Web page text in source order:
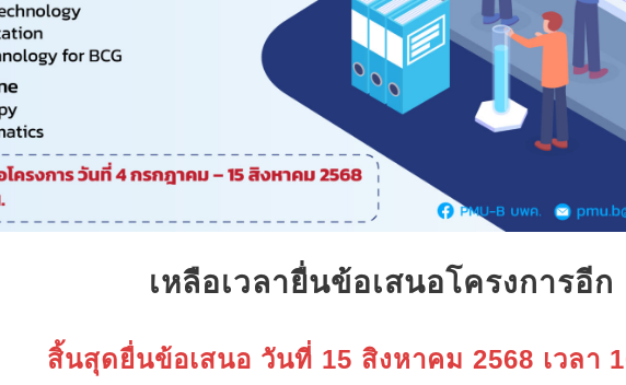
เหลือเวลายื่นข้อเสนอโครงการอีก
สิ้นสุดยื่นข้อเสนอ วันที่ 15 สิงหาคม 2568 เวลา